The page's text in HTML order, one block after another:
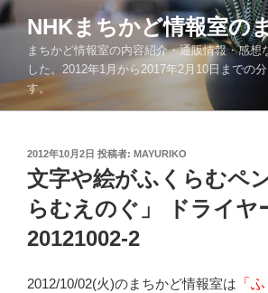
コ
ン
ツ
NHKまちかど情報室の
まちかど情報室の内容紹介・通販情報・感想
した。2012年1月から2017年2月10日までの
す。
投
稿
日:
2012年10月2日 投稿者: MAYURIKO
文字や絵がふくらむペ
らむえのぐ」 ドライヤ
20121002-2
2012/10/02(火)のまちかど情報室は 「